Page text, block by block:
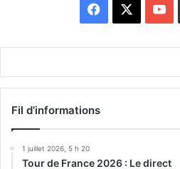
Facebook
Fil d’informations
1 juillet 2026, 5 h 20
Tour de France 2026 : Le direct